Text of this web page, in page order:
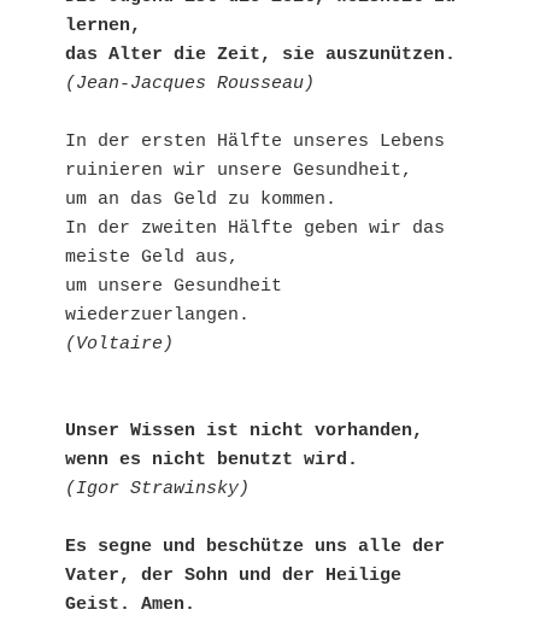
lernen,
das Alter die Zeit, sie auszunützen.
(Jean-Jacques Rousseau)
In der ersten Hälfte unseres Lebens
ruinieren wir unsere Gesundheit,
um an das Geld zu kommen.
In der zweiten Hälfte geben wir das
meiste Geld aus,
um unsere Gesundheit
(Voltaire)
Unser Wissen ist nicht vorhanden,
wenn es nicht benutzt wird.
(Igor Strawinsky)
Es segne und beschütze uns alle der
Vater, der Sohn und der Heilige
Geist. Amen.